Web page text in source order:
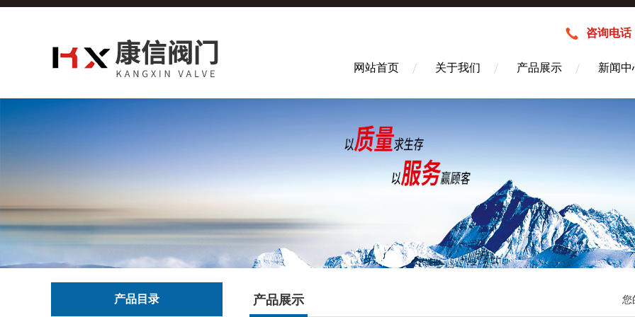
咨询电
网站首页 关于我们 产品展示 新闻中
产品目录 产品展示 您